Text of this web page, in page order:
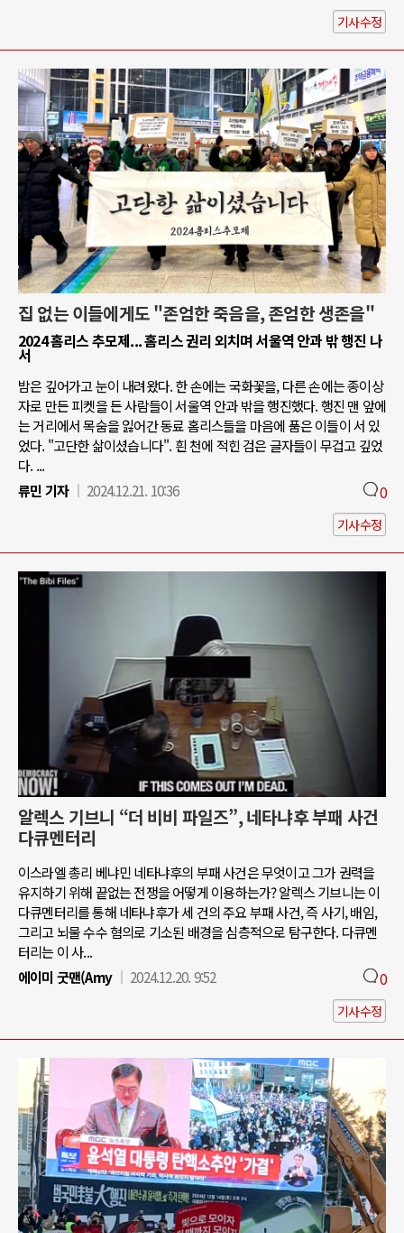
기사수정
집 없는 이들에게도 "존엄한 죽음을, 존엄한 생존을"
2024 홈리스 추모제... 홈리스 권리 외치며 서울역 안과 밖 행진 나
서
밤은 깊어가고 눈이 내려왔다. 한 손에는 국화꽃을, 다른 손에는 종이상
자로 만든 피켓을 든 사람들이 서울역 안과 밖을 행진했다. 행진 맨 앞에
는 거리에서 목숨을 잃어간 동료 홈리스들을 마음에 품은 이들이 서 있
었다. "고단한 삶이셨습니다". 흰 천에 적힌 검은 글자들이 무겁고 깊었
다. ...
류민 기자
2024.12.21. 10:36 0
기사수정
알렉스 기브니 “더 비비 파일즈”, 네타냐후 부패 사건
다큐멘터리
이스라엘 총리 베냐민 네타냐후의 부패 사건은 무엇이고 그가 권력을
유지하기 위해 끝없는 전쟁을 어떻게 이용하는가? 알렉스 기브니는 이
다큐멘터리를 통해 네타냐후가 세 건의 주요 부패 사건, 즉 사기, 배임,
그리고 뇌물 수수 혐의로 기소된 배경을 심층적으로 탐구한다. 다큐멘
터리는 이 사...
에이미 굿맨(Amy
2024.12.20. 9:52 0
기사수정